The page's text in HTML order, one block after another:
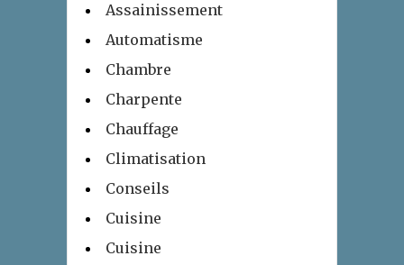
Assainissement
Automatisme
Chambre
Charpente
Chauffage
Climatisation
Conseils
Cuisine
Cuisine